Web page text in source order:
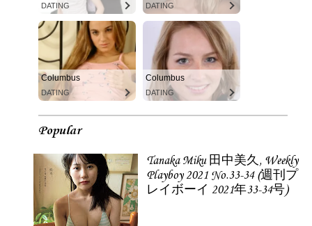
DATING DATING
Columbus
DATING
Columbus
DATING
Popular
Tanaka Miku 田中美久, Weekly
Playboy 2021 No.33-34 (週刊プ
レイボーイ 2021年33-34号)